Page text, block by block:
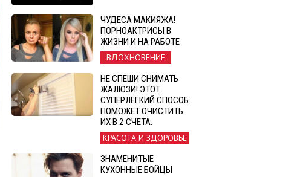
ЧУДЕСА МАКИЯЖА!
ПОРНОАКТРИСЫ В
ЖИЗНИ И НА РАБОТЕ
ВДОХНОВЕНИЕ
НЕ СПЕШИ СНИМАТЬ
ЖАЛЮЗИ! ЭТОТ
СУПЕРЛЕГКИЙ СПОСОБ
ПОМОЖЕТ ОЧИСТИТЬ
ИХ В 2 СЧЕТА.
КРАСОТА И ЗДОРОВЬЕ
ЗНАМЕНИТЫЕ
КУХОННЫЕ БОЙЦЫ